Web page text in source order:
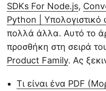
SDKs For Node.js,
Python | Υπολογιστικό
πολλά άλλα. Αυτό το
προσθήκη στη σειρά
Product Family. Ας
Τι είναι ένα PDF